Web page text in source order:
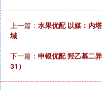
上一篇： 水果优配 以媒：内
域
下一篇： 申银优配 羟乙基二
31）